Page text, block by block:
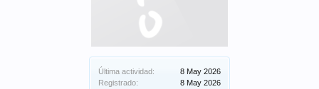
Última actividad:
8 May 2026
Registrado:
8 May 2026